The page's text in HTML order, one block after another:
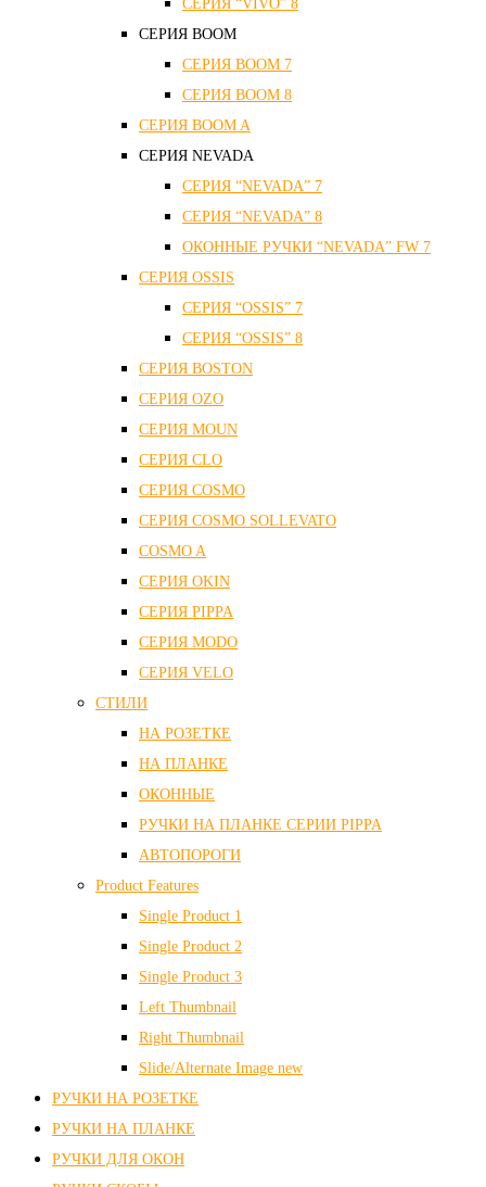
СЕРИЯ “VIVO” 8
СЕРИЯ ВOOM
СЕРИЯ ВOOM 7
СЕРИЯ ВOOM 8
СЕРИЯ ВOOM A
СЕРИЯ NEVADA
СЕРИЯ “NEVADA” 7
СЕРИЯ “NEVADA” 8
ОКОННЫЕ РУЧКИ “NEVADA” FW 7
СЕРИЯ OSSIS
СЕРИЯ “OSSIS” 7
СЕРИЯ “OSSIS” 8
СЕРИЯ ВOSTON
CЕРИЯ OZO
СЕРИЯ MOUN
СЕРИЯ CLO
СЕРИЯ COSMO
СЕРИЯ COSMO SOLLEVATO
COSMO A
СЕРИЯ OKIN
СЕРИЯ PIPPA
СЕРИЯ MODO
СЕРИЯ VELO
СТИЛИ
НА РОЗЕТКЕ
НА ПЛАНКЕ
ОКОННЫЕ
РУЧКИ НА ПЛАНКЕ СЕРИИ PIPPA
АВТОПОРОГИ
Product Features
Single Product 1
Single Product 2
Single Product 3
Left Thumbnail
Right Thumbnail
Slide/Alternate Image new
РУЧКИ НА РОЗЕТКЕ
РУЧКИ НА ПЛАНКЕ
РУЧКИ ДЛЯ ОКОН